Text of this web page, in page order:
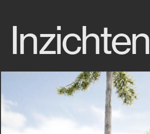
Inzichten